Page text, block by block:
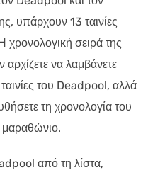
υπάρχουν 13 ταινίες
χρονολογική σειρά της
αρχίζετε να λαμβάνετε
του Deadpool, αλλά
τη χρονολογία του
μαραθώνιο.
από τη λίστα,